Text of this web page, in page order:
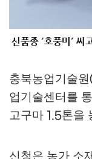
충북농업기술원(
업기술센터를
고구마 1.5톤을
신청은 농가 소